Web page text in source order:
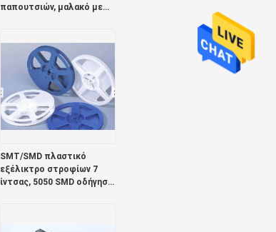
παπουτσιών, μαλακό με
παπουτσιών
SMT/SMD πλαστικό
εξέλικτρο στροφίων 7
ίντσας, 5050 SMD οδήγησε